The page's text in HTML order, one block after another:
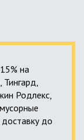
на
Родлекс,
до